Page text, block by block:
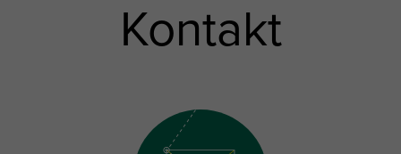
Kontakt